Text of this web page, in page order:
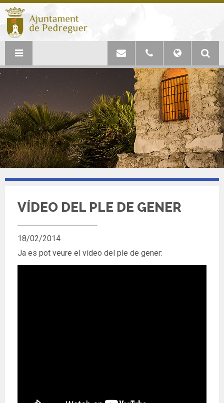
VÍDEO DEL PLE DE GENER
18/02/2014
Ja es pot veure el vídeo del ple de gener: